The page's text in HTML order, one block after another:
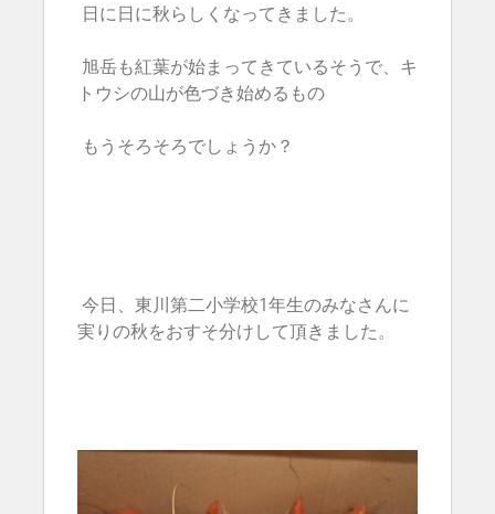
日に日に秋らしくなってきました。
旭岳も紅葉が始まってきているそうで、キ
トウシの山が色づき始めるもの
もうそろそろでしょうか？
今日、東川第二小学校1年生のみなさんに
実りの秋をおすそ分けして頂きました。